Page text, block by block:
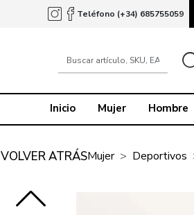
Teléfono (+34) 685755059
Inicio Mujer Hombre
VOLVER ATRÁSMujer Deportivos